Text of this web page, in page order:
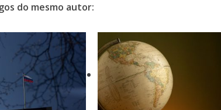
do mesmo autor: